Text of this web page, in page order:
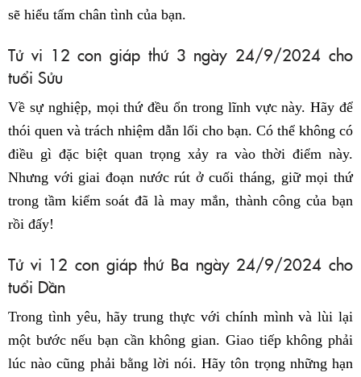
sẽ hiểu tấm chân tình của bạn.
Tử vi 12 con giáp thứ 3 ngày 24/9/2024 cho
tuổi Sửu
Về sự nghiệp, mọi thứ đều ổn trong lĩnh vực này. Hãy để
thói quen và trách nhiệm dẫn lối cho bạn. Có thể không có
điều gì đặc biệt quan trọng xảy ra vào thời điểm này.
Nhưng với giai đoạn nước rút ở cuối tháng, giữ mọi thứ
trong tầm kiểm soát đã là may mắn, thành công của bạn
rồi đấy!
Tử vi 12 con giáp thứ Ba ngày 24/9/2024 cho
tuổi Dần
Trong tình yêu, hãy trung thực với chính mình và lùi lại
một bước nếu bạn cần không gian. Giao tiếp không phải
lúc nào cũng phải bằng lời nói. Hãy tôn trọng những hạn